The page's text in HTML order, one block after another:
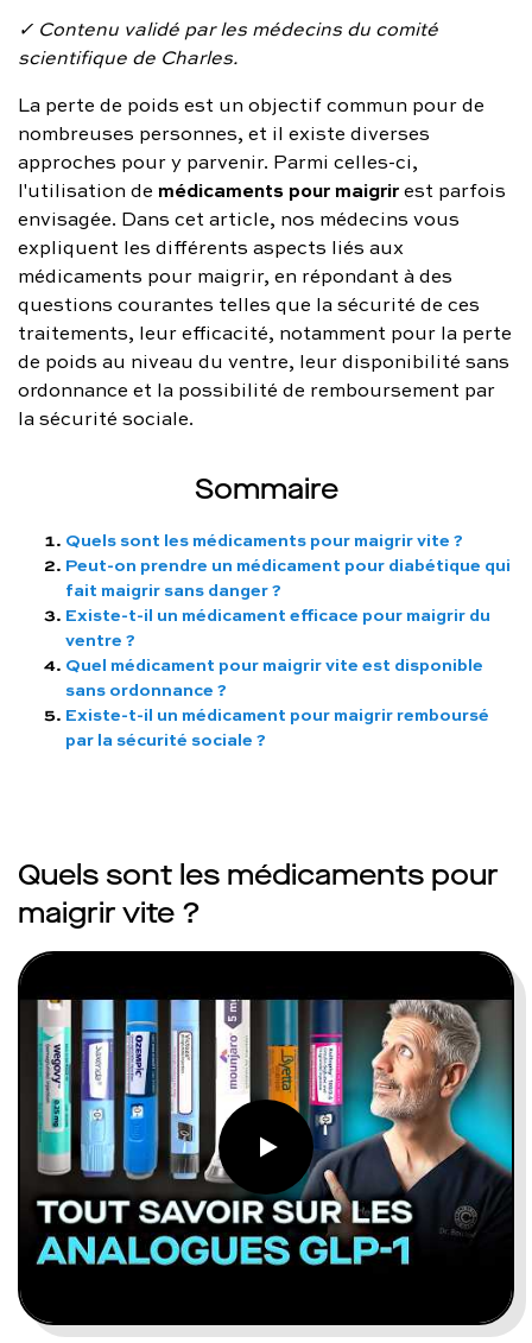
Vous avez des questions :
01 86 65 17 33
contact@charles.co
✓ Contenu validé par les médecins du comité
scientifique de Charles.
La perte de poids est un objectif commun pour de
nombreuses personnes, et il existe diverses
approches pour y parvenir. Parmi celles-ci,
l'utilisation de médicaments pour maigrirest parfois
envisagée. Dans cet article, nos médecins vous
expliquent les différents aspects liés aux
médicaments pour maigrir, en répondant à des
questions courantes telles que la sécurité de ces
traitements, leur efficacité, notamment pour la perte
de poids au niveau du ventre, leur disponibilité sans
ordonnance et la possibilité de remboursement par
la sécurité sociale.
Sommaire
Quels sont les médicaments pour maigrir vite ?
Peut-on prendre un médicament pour diabétique qui
fait maigrir sans danger ?
Existe-t-il un médicament efficace pour maigrir du
ventre ?
Quel médicament pour maigrir vite est disponible
sans ordonnance ?
Existe-t-il un médicament pour maigrir remboursé
par la sécurité sociale ?
Quels sont les médicaments pour
maigrir vite ?